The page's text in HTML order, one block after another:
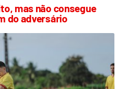
mas não consegue
do adversário